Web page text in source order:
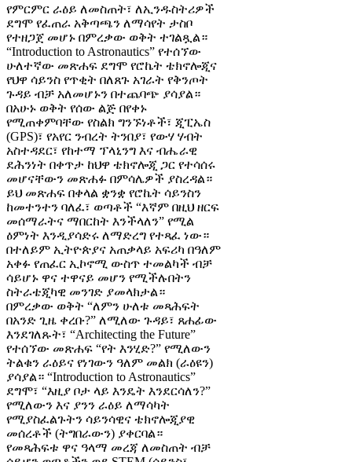
የምርምር ራዕይ ለመስጠት፣ ለኢንዱስትሪዎች
ደግሞ የፈጠራ አቅጣጫን ለማሳየት ታስቦ
የተዘጋጀ መሆኑ በምረቃው ወቅት ተገልጿል።
“Introduction to Astronautics” የተሰኘው
ሁለተኛው መጽሐፍ ደግሞ የሮኬት ቴክኖሎጂና
የህዋ ሳይንስ የጥቂት በለጸጉ አገራት የቅንጦት
ጉዳይ ብቻ አለመሆኑን በተጨባጭ ያሳያል።
በአሁኑ ወቅት የሰው ልጅ በየቀኑ
የሚጠቀምባቸው የስልክ ግንኙነቶች፣ ጂፒኤስ
(GPS)፣ የአየር ንብረት ትንበያ፣ የውሃ ሃብት
አስተዳደር፣ የከተማ ፕላኒንግ እና ብሔራዊ
ደሕንነት በቀጥታ ከህዋ ቴክኖሎጂ ጋር የተሳሰሩ
መሆናቸውን መጽሐፉ በምሳሌዎች ያስረዳል።
ይህ መጽሐፍ በቀላል ቋንቋ የሮኬት ሳይንስን
ከመተንተን ባለፈ፣ ወጣቶች “እኛም በዚህ ዘርፍ
መሰማራትና ማበርከት እንችላለን” የሚል
ዕምነት እንዲያሳድሩ ለማድረግ የተጻፈ ነው።
በተለይም ኢትዮጵያና አጠቃላይ አፍሪካ በዓለም
አቀፉ የጠፈር ኢኮኖሚ ውስጥ ተመልካች ብቻ
ሳይሆኑ ዋና ተዋናይ መሆን የሚችሉበትን
ስትራቴጂካዊ መንገድ ያመላክታል።
በምረቃው ወቅት “ለምን ሁለቱ መጻሕፍት
በአንድ ጊዜ ቀረቡ?” ለሚለው ጉዳይ፣ ጸሐፊው
እንደገለጹት፣ “Architecting the Future”
የተሰኘው መጽሐፍ “የት እንሂድ?” የሚለውን
ትልቁን ራዕይና የነገውን ዓለም መልክ (ራዕዩን)
ያሳያል። “Introduction to Astronautics”
ደግሞ፣ “እዚያ ቦታ ላይ እንዴት እንደርሳለን?”
የሚለውን እና ያንን ራዕይ ለማሳካት
የሚያስፈልጉትን ሳይንሳዊና ቴክኖሎጂያዊ
መሰረቶች (ትግበራውን) ያቀርባል።
የመጻሕፍቱ ዋና ዓላማ መረጃ ለመስጠት ብቻ